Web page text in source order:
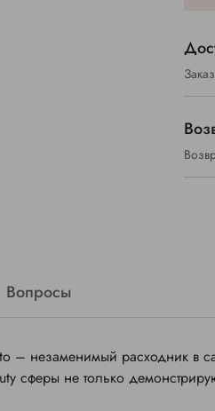
Вопросы
– незаменимый расходник в
сферы не только